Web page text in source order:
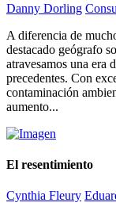
Danny Dorling
A diferencia de
destacado geógrafo
atravesamos una era
precedentes. Con
contaminación
aumento...
El resentimiento
Cynthia Fleury